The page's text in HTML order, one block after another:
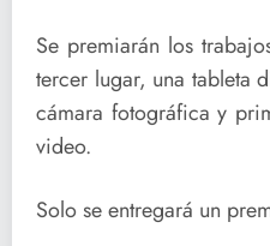
Se premiarán los
tercer lugar, una tableta
cámara fotográfica y
video.
Solo se entregará un